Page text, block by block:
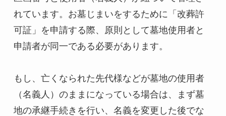
れています。お墓じまいをするために「改葬許
可証」を申請する際、原則として墓地使用者と
申請者が同一である必要があります。
もし、亡くなられた先代様などが墓地の使用者
（名義人）のままになっている場合は、まず墓
地の承継手続きを行い、名義を変更した後でな